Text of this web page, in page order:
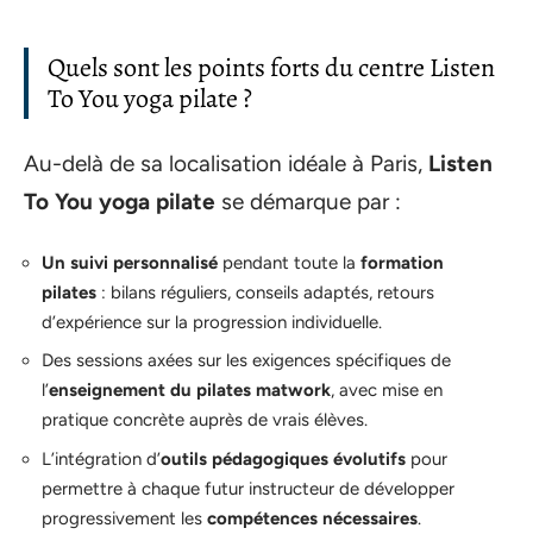
Quels sont les points forts du centre Listen
To You yoga pilate ?
Au-delà de sa localisation idéale à Paris, Listen
To You yoga pilate se démarque par :
Un suivi personnalisé pendant toute la formation
pilates : bilans réguliers, conseils adaptés, retours
d’expérience sur la progression individuelle.
Des sessions axées sur les exigences spécifiques de
l’enseignement du pilates matwork, avec mise en
pratique concrète auprès de vrais élèves.
L’intégration d’outils pédagogiques évolutifs pour
permettre à chaque futur instructeur de développer
progressivement les compétences nécessaires.